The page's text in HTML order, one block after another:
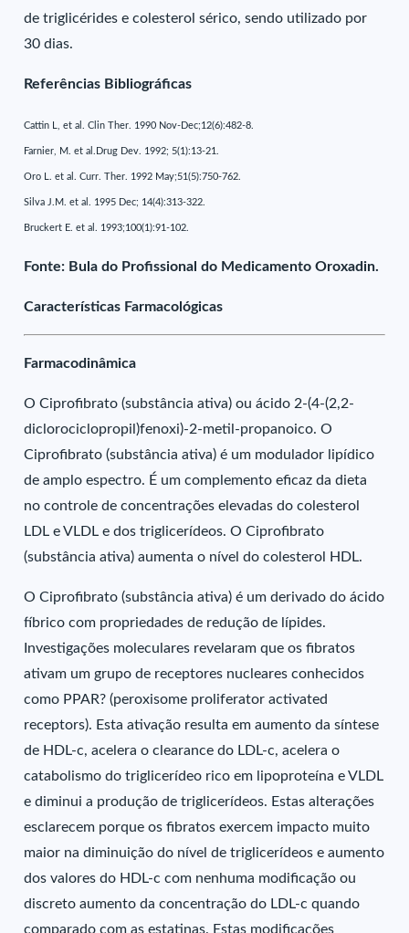
de triglicérides e colesterol sérico, sendo utilizado por
30 dias.
Referências Bibliográficas
Cattin L, et al. Clin Ther. 1990 Nov-Dec;12(6):482-8.
Farnier, M. et al.Drug Dev. 1992; 5(1):13-21.
Oro L. et al. Curr. Ther. 1992 May;51(5):750-762.
Silva J.M. et al. 1995 Dec; 14(4):313-322.
Bruckert E. et al. 1993;100(1):91-102.
Fonte: Bula do Profissional do Medicamento Oroxadin.
Características Farmacológicas
Farmacodinâmica
O Ciprofibrato (substância ativa) ou ácido 2-(4-(2,2-
diclorociclopropil)fenoxi)-2-metil-propanoico. O
Ciprofibrato (substância ativa) é um modulador lipídico
de amplo espectro. É um complemento eficaz da dieta
no controle de concentrações elevadas do colesterol
LDL e VLDL e dos triglicerídeos. O Ciprofibrato
(substância ativa) aumenta o nível do colesterol HDL.
O Ciprofibrato (substância ativa) é um derivado do ácido
fíbrico com propriedades de redução de lípides.
Investigações moleculares revelaram que os fibratos
ativam um grupo de receptores nucleares conhecidos
como PPAR? (peroxisome proliferator activated
receptors). Esta ativação resulta em aumento da síntese
de HDL-c, acelera o clearance do LDL-c, acelera o
catabolismo do triglicerídeo rico em lipoproteína e VLDL
e diminui a produção de triglicerídeos. Estas alterações
esclarecem porque os fibratos exercem impacto muito
maior na diminuição do nível de triglicerídeos e aumento
dos valores do HDL-c com nenhuma modificação ou
discreto aumento da concentração do LDL-c quando
comparado com as estatinas. Estas modificações